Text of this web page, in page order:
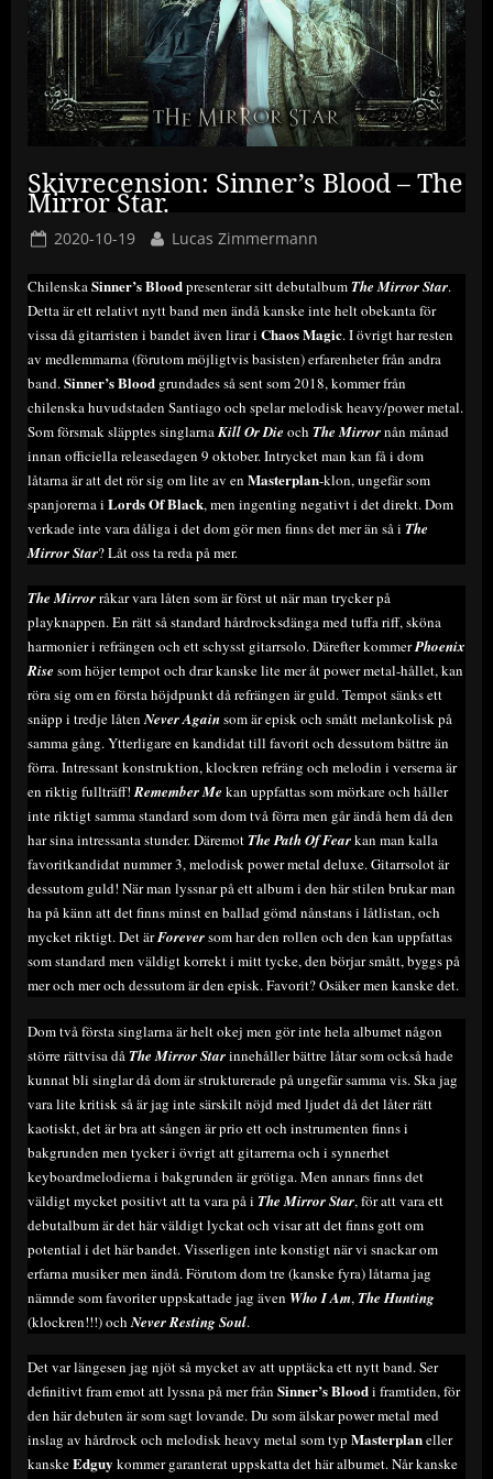
Skivrecension: Sinner’s Blood – The
Mirror Star.
Posted
2020-10-19 By
Lucas Zimmermann
ChilenskaSinner’s Bloodpresenterar sitt debutalbumThe Mirror Star.
Detta är ett relativt nytt band men ändå kanske inte helt obekanta för
vissa då gitarristen i bandet även lirar i Chaos Magic. I övrigt har resten
av medlemmarna (förutom möjligtvis basisten) erfarenheter från andra
band.Sinner’s Blood grundades så sent som 2018, kommer från
chilenska huvudstaden Santiago och spelar melodisk heavy/power metal.
Som försmak släpptes singlarnaKill Or Die och The Mirrornån månad
innan officiella releasedagen 9 oktober. Intrycket man kan få i dom
låtarna är att det rör sig om lite av en Masterplan-klon, ungefär som
spanjorerna i Lords Of Black, men ingenting negativt i det direkt. Dom
verkade inte vara dåliga i det dom gör men finns det mer än så i The
Mirror Star? Låt oss ta reda på mer.
The Mirrorråkar vara låten som är först ut när man trycker på
playknappen. En rätt så standard hårdrocksdänga med tuffa riff, sköna
harmonier i refrängen och ett schysst gitarrsolo. Därefter kommerPhoenix
Rise som höjer tempot och drar kanske lite mer åt power metal-hållet, kan
röra sig om en första höjdpunkt då refrängen är guld. Tempot sänks ett
snäpp i tredje låtenNever Againsom är episk och smått melankolisk på
samma gång. Ytterligare en kandidat till favorit och dessutom bättre än
förra. Intressant konstruktion, klockren refräng och melodin i verserna är
en riktig fullträff!Remember Me kan uppfattas som mörkare och håller
inte riktigt samma standard som dom två förra men går ändå hem då den
har sina intressanta stunder. DäremotThe Path Of Fearkan man kalla
favoritkandidat nummer 3, melodisk power metal deluxe. Gitarrsolot är
dessutom guld! När man lyssnar på ett album i den här stilen brukar man
ha på känn att det finns minst en ballad gömd nånstans i låtlistan, och
mycket riktigt. Det ärForeversom har den rollen och den kan uppfattas
som standard men väldigt korrekt i mitt tycke, den börjar smått, byggs på
mer och mer och dessutom är den episk. Favorit? Osäker men kanske det.
Dom två första singlarna är helt okej men gör inte hela albumet någon
större rättvisa dåThe Mirror Starinnehåller bättre låtar som också hade
kunnat bli singlar då dom är strukturerade på ungefär samma vis. Ska jag
vara lite kritisk så är jag inte särskilt nöjd med ljudet då det låter rätt
kaotiskt, det är bra att sången är prio ett och instrumenten finns i
bakgrunden men tycker i övrigt att gitarrerna och i synnerhet
keyboardmelodierna i bakgrunden är grötiga. Men annars finns det
väldigt mycket positivt att ta vara på i The Mirror Star, för att vara ett
debutalbum är det här väldigt lyckat och visar att det finns gott om
potential i det här bandet. Visserligen inte konstigt när vi snackar om
erfarna musiker men ändå. Förutom dom tre (kanske fyra) låtarna jag
nämnde som favoriter uppskattade jag även Who I Am,The Hunting
(klockren!!!) ochNever Resting Soul.
Det var längesen jag njöt så mycket av att upptäcka ett nytt band. Ser
definitivt fram emot att lyssna på mer från Sinner’s Bloodi framtiden, för
den här debuten är som sagt lovande. Du som älskar power metal med
inslag av hårdrock och melodisk heavy metal som typ Masterplaneller
kanskeEdguy kommer garanterat uppskatta det här albumet. Når kanske